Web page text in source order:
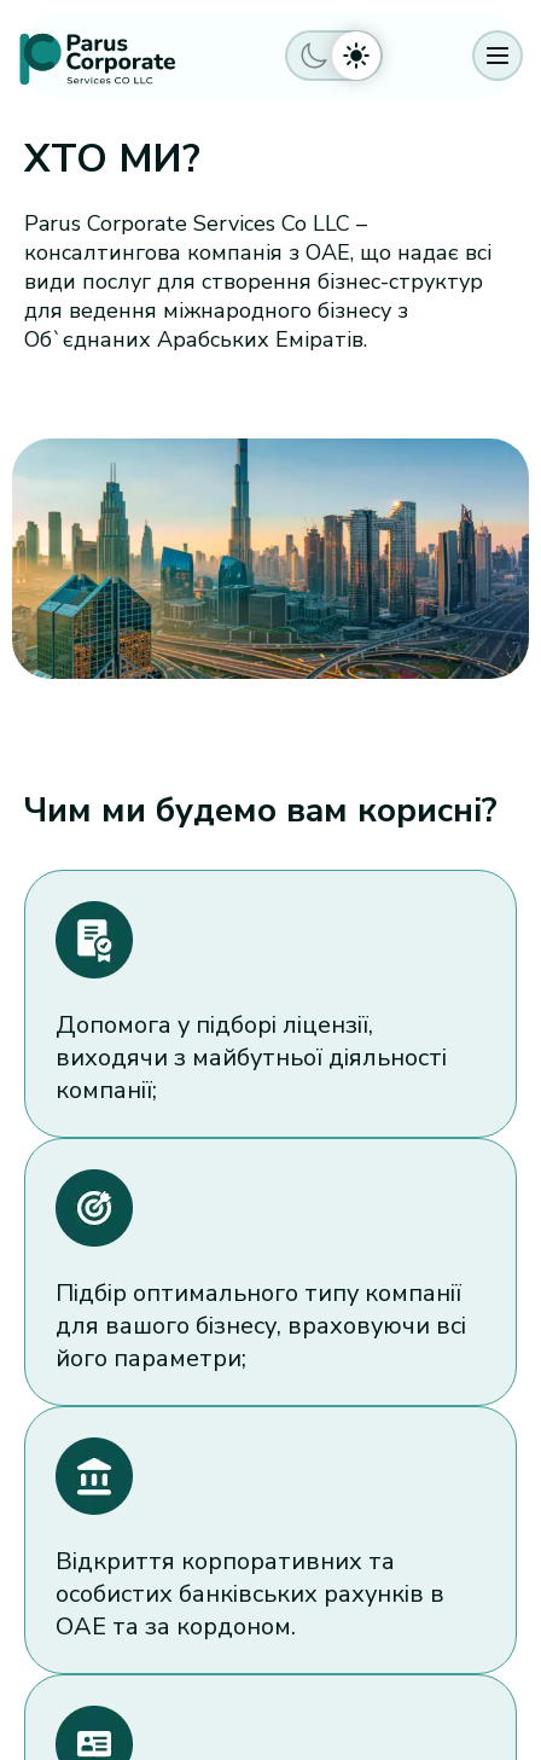
ХТО МИ?
Parus Corporate Services Co LLC –
консалтингова компанія з ОАЕ, що надає всі
види послуг для створення бізнес-структур
для ведення міжнародного бізнесу з
Об`єднаних Арабських Еміратів.
Чим ми будемо вам корисні?
Допомога у підборі ліцензії,
виходячи з майбутньої діяльності
компанії;
Підбір оптимального типу компанії
для вашого бізнесу, враховуючи всі
його параметри;
Відкриття корпоративних та
особистих банківських рахунків в
ОАЕ та за кордоном.